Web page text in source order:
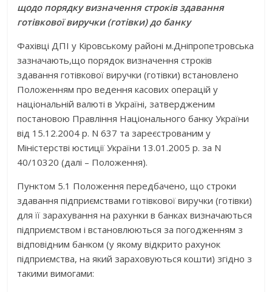
щодо порядку визначення строків здавання
готівкової виручки (готівки) до банку
Фахівці ДПІ у Кіровському районі м.Дніпропетровська
зазначають,що порядок визначення строків
здавання готівкової виручки (готівки) встановлено
Положенням про ведення касових операцій у
національній валюті в Україні, затвердженим
постановою Правління Національного банку України
від 15.12.2004 р. N 637 та зареєстрованим у
Міністерстві юстиції України 13.01.2005 р. за N
40/10320 (далі – Положення).
Пунктом 5.1 Положення передбачено, що строки
здавання підприємствами готівкової виручки (готівки)
для її зарахування на рахунки в банках визначаються
підприємством і встановлюються за погодженням з
відповідним банком (у якому відкрито рахунок
підприємства, на який зараховуються кошти) згідно з
такими вимогами: